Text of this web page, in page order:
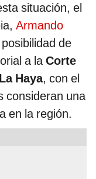
situación, el
Armando
de
a laCorte
Haya, con el
consideran una
en la región.